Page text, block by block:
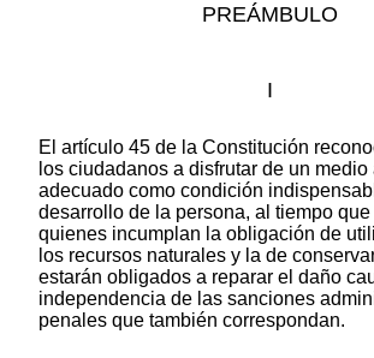
PREÁMBULO
I
El artículo 45 de la Constitución
los ciudadanos a disfrutar de un medio
adecuado como condición
desarrollo de la persona, al tiempo
quienes incumplan la obligación de
los recursos naturales y la de
estarán obligados a reparar el daño
independencia de las sanciones
penales que también correspondan.